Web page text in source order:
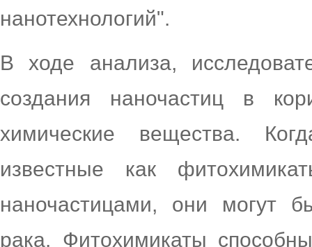
нанотехнологий".
В ходе анализа,
создания наночастиц в
химические вещества.
известные как
наночастицами, они могут
рака. Фитохимикаты